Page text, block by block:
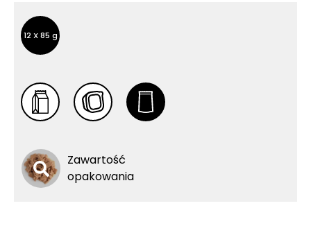
Inne opakowania
12 X 85 g
Inne opakowania
Zawartość
opakowania